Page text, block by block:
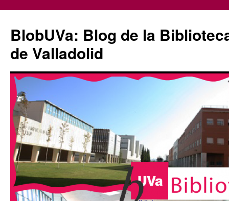
contenido
BlobUVa: Blog de la
de Valladolid